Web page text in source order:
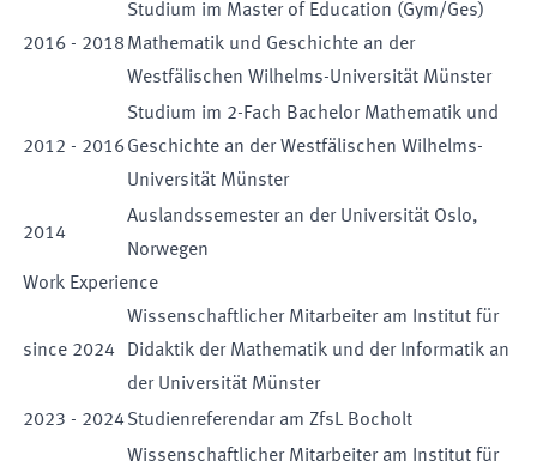
2016 - 2018
Studium im Master of Education (Gym/Ges)
Mathematik und Geschichte an der
Westfälischen Wilhelms-Universität Münster
2012 - 2016
Studium im 2-Fach Bachelor Mathematik und
Geschichte an der Westfälischen Wilhelms-
Universität Münster
2014
Auslandssemester an der Universität Oslo,
Norwegen
Work Experience
since 2024
Wissenschaftlicher Mitarbeiter am Institut für
Didaktik der Mathematik und der Informatik an
der Universität Münster
2023 - 2024Studienreferendar am ZfsL Bocholt
Wissenschaftlicher Mitarbeiter am Institut für